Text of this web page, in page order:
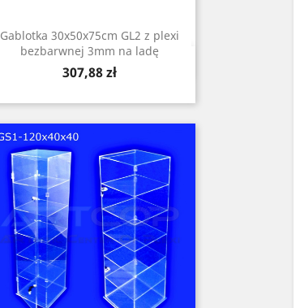
Gablotka 30x50x75cm GL2 z plexi
bezbarwnej 3mm na ladę
Cena
307,88 zł
Szybki podgląd